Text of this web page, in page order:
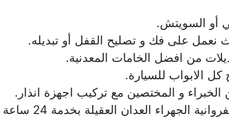
أو السويتش.
نعمل على فك و تصليح القفل أو تبديله.
من افضل الخامات المعدنية.
كل الابواب للسيارة.
الخبراء و المختصين مع تركيب اجهزة انذار.
نجار فتح أقفال أبواب سيارات صب مفاتيح حولي الفروانية الجهراء العدان العقيلة بخدمة 24 ساعة